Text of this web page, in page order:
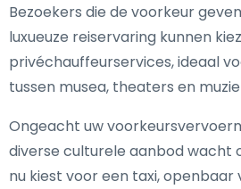
Bezoekers die de voorkeur
luxueuze reiservaring kunnen
privéchauffeurservices, ideaal
tussen musea, theaters en
Ongeacht uw
diverse culturele aanbod wacht
nu kiest voor een taxi,